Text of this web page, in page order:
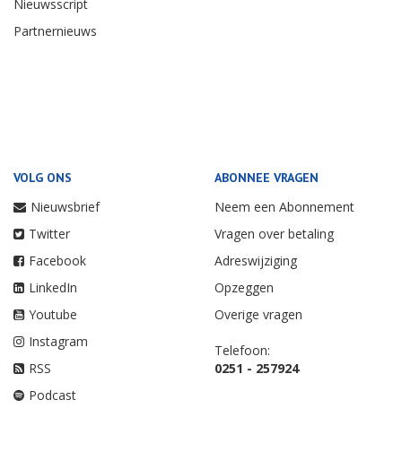
Nieuwsscript
Partnernieuws
VOLG ONS
Nieuwsbrief
Twitter
Facebook
LinkedIn
Youtube
Instagram
RSS
Podcast
ABONNEE VRAGEN
Neem een Abonnement
Vragen over betaling
Adreswijziging
Opzeggen
Overige vragen
Telefoon:
0251 - 257924